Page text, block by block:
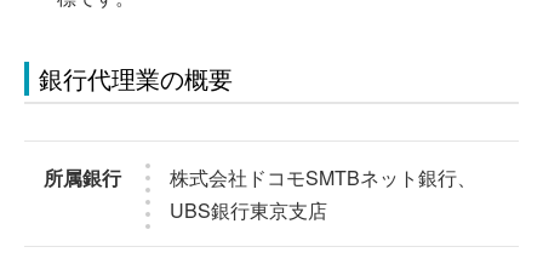
銀行代理業の概要
所属銀行
株式会社ドコモSMTBネット銀行、
UBS銀行東京支店